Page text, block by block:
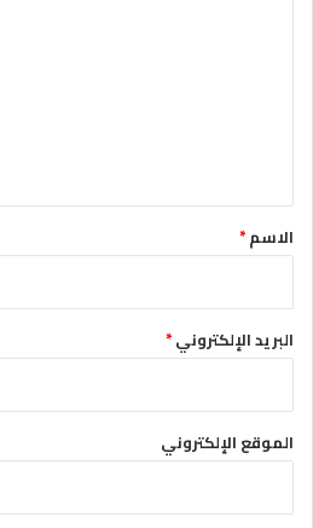
*الاسم*
البريد الإلكتروني*
الموقع الإلكتروني